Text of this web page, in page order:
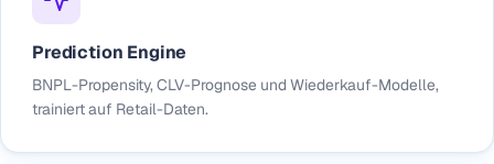
Prediction Engine
BNPL-Propensity, CLV-Prognose und Wiederkauf-Modelle,
trainiert auf Retail-Daten.